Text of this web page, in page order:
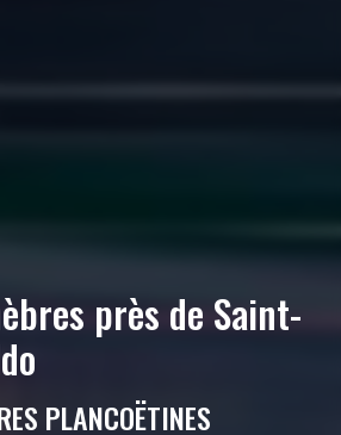
près de Saint-
PLANCOËTINES